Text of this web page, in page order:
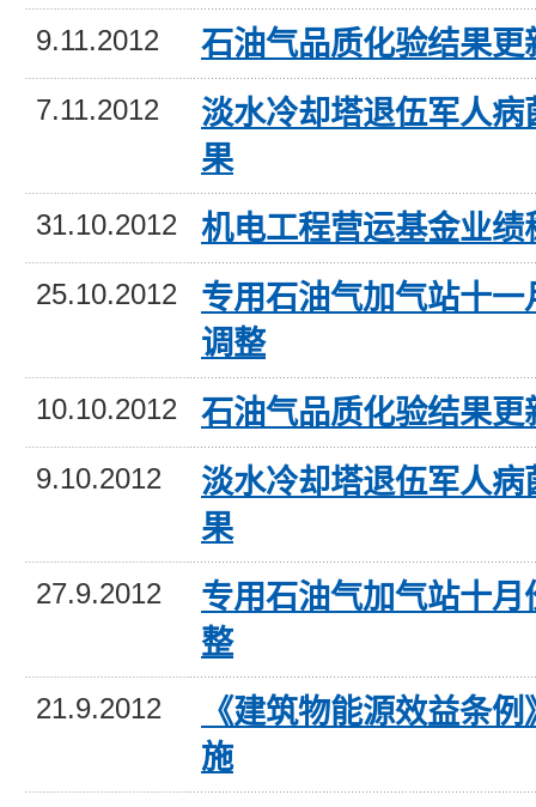
9.11.2012 石油气品质化验结果更
7.11.2012
淡水冷却塔退伍军人病
果
31.10.2012 机电工程营运基金业绩
25.10.2012
专用石油气加气站十一
调整
10.10.2012 石油气品质化验结果更
9.10.2012
淡水冷却塔退伍军人病
果
27.9.2012
专用石油气加气站十月
整
21.9.2012
《建筑物能源效益条
施